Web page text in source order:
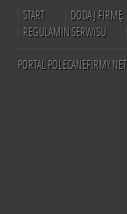
START DODAJ FIRMĘ
REGULAMIN SERWISU
PORTAL POLECANEFIRMY.NET